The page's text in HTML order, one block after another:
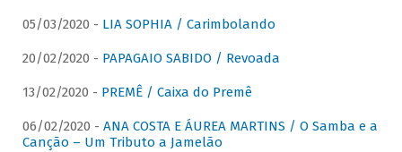
05/03/2020 - LIA SOPHIA / Carimbolando
20/02/2020 - PAPAGAIO SABIDO / Revoada
13/02/2020 - PREMÊ / Caixa do Premê
06/02/2020 - ANA COSTA E ÁUREA MARTINS / O Samba e a
Canção – Um Tributo a Jamelão